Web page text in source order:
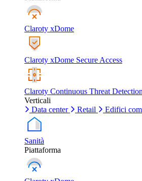
Claroty xDome
Claroty xDome Secure Access
Claroty Continuous Threat
Verticali
Data center
Retail Edifici
Sanità
Piattaforma